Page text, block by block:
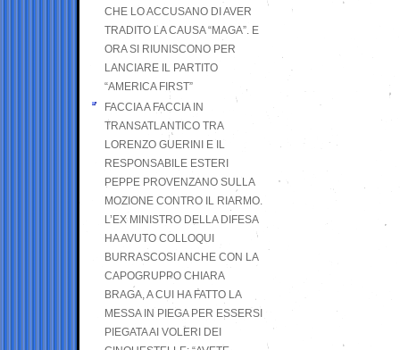
CHE LO ACCUSANO DI AVER
TRADITO LA CAUSA “MAGA”. E
ORA SI RIUNISCONO PER
LANCIARE IL PARTITO
“AMERICA FIRST”
FACCIA A FACCIA IN
TRANSATLANTICO TRA
LORENZO GUERINI E IL
RESPONSABILE ESTERI
PEPPE PROVENZANO SULLA
MOZIONE CONTRO IL RIARMO.
L’EX MINISTRO DELLA DIFESA
HA AVUTO COLLOQUI
BURRASCOSI ANCHE CON LA
CAPOGRUPPO CHIARA
BRAGA, A CUI HA FATTO LA
MESSA IN PIEGA PER ESSERSI
PIEGATA AI VOLERI DEI